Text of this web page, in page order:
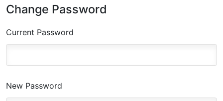
Change Password
Current Password
New Password